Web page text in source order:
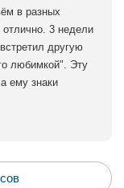
в разных
отлично. 3 недели
другую
любимкой". Эту
ему знаки